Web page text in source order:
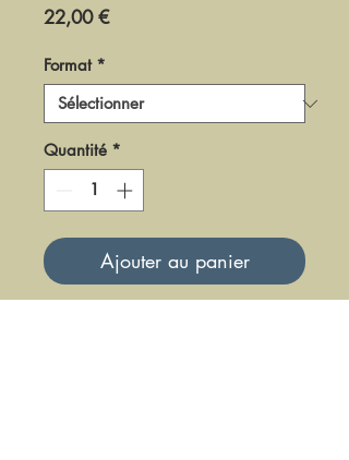
22,00 €Prix
Format *
Quantité *
Ajouter au panier